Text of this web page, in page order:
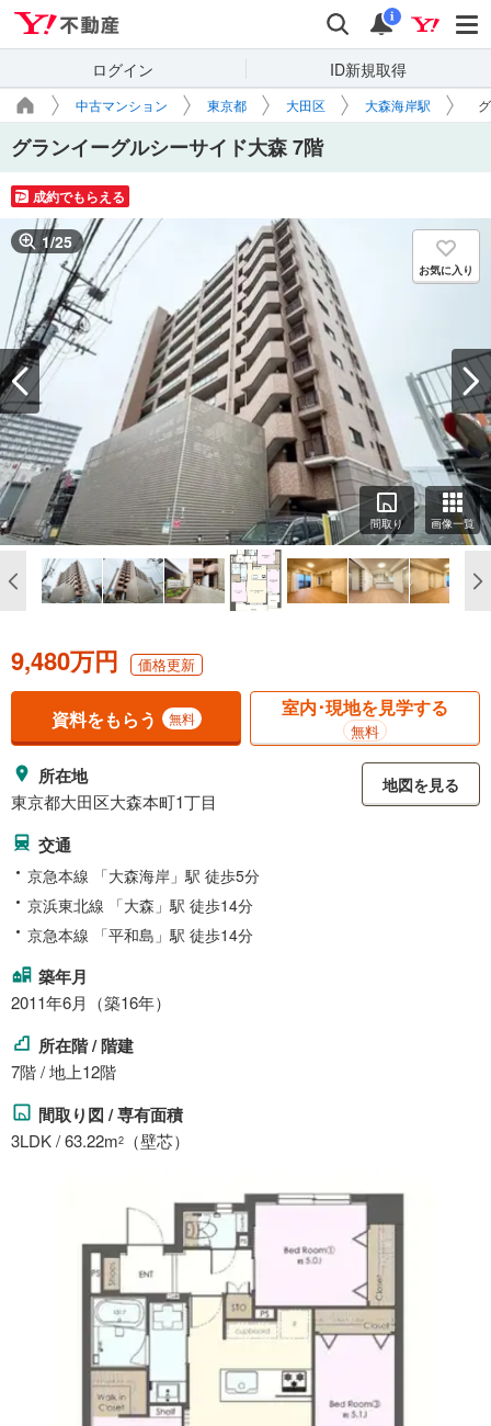
検索 通知
i
ログイン ID新規取得
中古マンション 東京都 大田区 大森海岸駅
グランイーグルシーサイド大森 7階
成約でもらえる
1/25
お気に入り
間取り 画像一覧
9,480万円 価格更新
資料をもらう 無料 室内･現地を見学する
無料
所在地
東京都大田区大森本町1丁目
地図を見る
交通
京急本線 「大森海岸」駅 徒歩5分
京浜東北線 「大森」駅 徒歩14分
京急本線 「平和島」駅 徒歩14分
築年月
2011年6月（築16年）
所在階 / 階建
7階 / 地上12階
間取り図 / 専有面積
3LDK / 63.22m2 （壁芯）